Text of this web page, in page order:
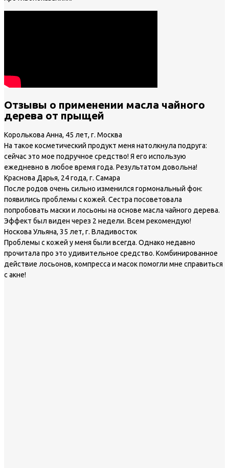
Отзывы о применении масла чайного
дерева от прыщей
Королькова Анна, 45 лет, г. Москва
На такое косметический продукт меня натолкнула подруга:
сейчас это мое подручное средство! Я его использую
ежедневно в любое время года. Результатом довольна!
Краснова Дарья, 24 года, г. Самара
После родов очень сильно изменился гормональный фон:
появились проблемы с кожей. Сестра посоветовала
попробовать маски и лосьоны на основе масла чайного дерева.
Эффект был виден через 2 недели. Всем рекомендую!
Носкова Ульяна, 35 лет, г. Владивосток
Проблемы с кожей у меня были всегда. Однако недавно
прочитала про это удивительное средство. Комбинированное
действие лосьонов, компресса и масок помогли мне справиться
с акне!